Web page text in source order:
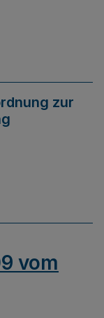
zur
vom